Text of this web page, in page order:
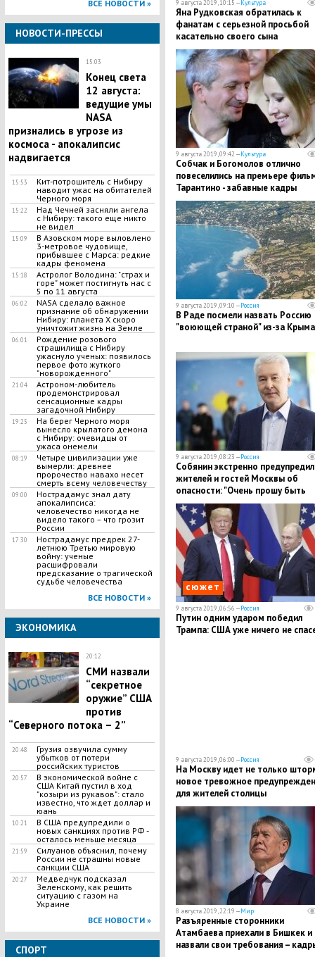
ВСЕ НОВОСТИ »
НОВОСТИ-ПРЕССЫ
15:03
Конец света
12 августа:
ведущие умы
NASA
признались в угрозе из
космоса - апокалипсис
надвигается
15:53
Кит-потрошитель с Нибиру
наводит ужас на обитателей
Черного моря
15:22
Над Чечней засняли ангела
с Нибиру: такого еще никто
не видел
15:09
В Азовском море выловлено
3-метровое чудовище,
прибывшее с Марса: редкие
кадры феномена
15:18
Астролог Володина: "страх и
горе" может постигнуть нас с
5 по 11 августа
06:02
NASA сделало важное
признание об обнаружении
Нибиру: планета Х скоро
уничтожит жизнь на Земле
06:01
Рождение розового
страшилища с Нибиру
ужаснуло ученых: появилось
первое фото жуткого
"новорожденного"
21:04
​Астроном-любитель
продемонстрировал
сенсационные кадры
загадочной Нибиру
19:25
На берег Черного моря
вынесло крылатого демона
с Нибиру: очевидцы от
ужаса онемели
08:19
Четыре цивилизации уже
вымерли: древнее
пророчество навахо несет
смерть всему человечеству
09:00
​Нострадамус знал дату
апокалипсиса:
человечество никогда не
видело такого – что грозит
России
17:30
​Нострадамус предрек 27-
летнюю Третью мировую
войну: ученые
расшифровали
предсказание о трагической
судьбе человечества
ВСЕ НОВОСТИ »
ЭКОНОМИКА
20:12
СМИ назвали
“секретное
оружие” США
против
“Северного потока – 2”
20:48
Грузия озвучила сумму
убытков от потери
российских туристов
20:57
В экономической войне с
США Китай пустил в ход
"козыри из рукавов": стало
известно, что ждет доллар и
юань
10:21
В США предупредили о
новых санкциях против РФ -
осталось меньше месяца
21:59
Силуанов объяснил, почему
России не страшны новые
санкции США
20:27
Медведчук подсказал
Зеленскому, как решить
ситуацию с газом на
Украине
ВСЕ НОВОСТИ »
СПОРТ
9 августа 2019, 10:15 —Культура
Яна Рудковская обратилась к
фанатам с серьезной просьбой
касательно своего сына
9 августа 2019, 09:42 —Культура
Собчак и Богомолов отлично
повеселились на премьере
Тарантино - забавные кадры
9 августа 2019, 09:10 —Россия
В Раде посмели назвать Россию
"воюющей страной" из-за Крыма
9 августа 2019, 08:23 —Россия
Собянин экстренно предупредил
жителей и гостей Москвы об
опасности: "Очень прошу быть
максимально осторожными"
сюжет
9 августа 2019, 06:56 —Россия
Путин одним ударом победил
Трампа: США уже ничего не
9 августа 2019, 06:00 —Россия
На Москву идет не только
новое тревожное
для жителей столицы
8 августа 2019, 22:19 —Мир
Разъяренные сторонники
Атамбаева приехали в Бишкек и
назвали свои требования –